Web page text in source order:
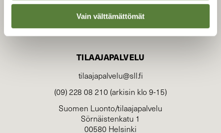
Vain välttämättömät
TILAAJAPALVELU
tilaajapalvelu@sll.fi
(09) 228 08 210 (arkisin klo 9-15)
Suomen Luonto/tilaajapalvelu
Sörnäistenkatu 1
00580 Helsinki